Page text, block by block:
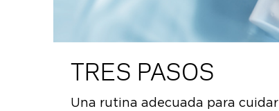
TRES PASOS
Una rutina adecuada para